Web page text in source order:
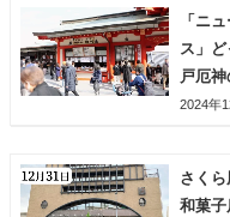
「ニ
ス」
戸厄
2024年
さく
和菓子